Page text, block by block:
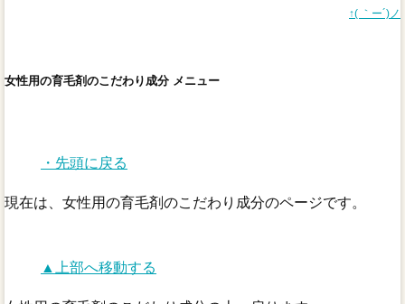
↑( ｀ー´)ノ
女性用の育毛剤のこだわり成分 メニュー
・先頭に戻る
現在は、女性用の育毛剤のこだわり成分のページです。
▲上部へ移動する